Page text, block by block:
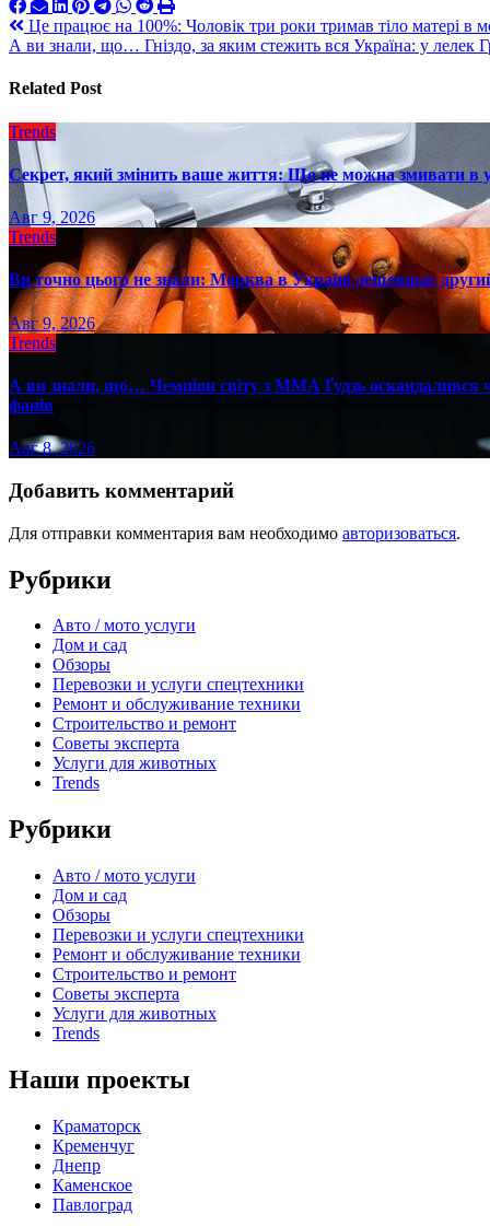
Навигация
по
записям
Це працює на 100%: Чоловік три роки тримав тіло матері в
А ви знали, що… Гніздо, за яким стежить вся Україна: у лелек
Related Post
Trends
Секрет, який змінить ваше життя: Що не можна змивати в
Авг 9, 2026
Trends
Ви точно цього не знали: Морква в Україні дешевшає
Авг 9, 2026
Trends
А ви знали, що… Чемпіон світу з ММА Ґудзь оскандалився
фанів
Авг 8, 2026
Добавить комментарий
Для отправки комментария вам необходимо авторизоваться.
Рубрики
Авто / мото услуги
Дом и сад
Обзоры
Перевозки и услуги спецтехники
Ремонт и обслуживание техники
Строительство и ремонт
Советы эксперта
Услуги для животных
Trends
Рубрики
Авто / мото услуги
Дом и сад
Обзоры
Перевозки и услуги спецтехники
Ремонт и обслуживание техники
Строительство и ремонт
Советы эксперта
Услуги для животных
Trends
Наши проекты
Краматорск
Кременчуг
Днепр
Каменское
Павлоград